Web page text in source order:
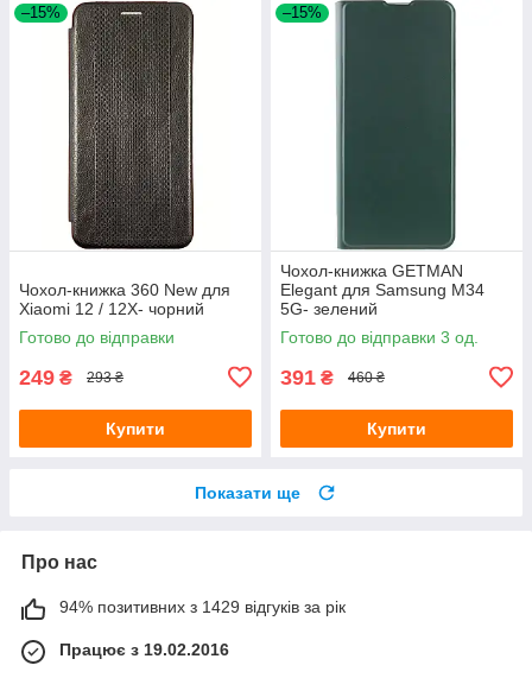
–15%
Чохол-книжка 360 New для
Xiaomi 12 / 12X- чорний
Готово до відправки
249 ₴ 293 ₴
Купити
–15%
Чохол-книжка GETMAN
Elegant для Samsung M34
5G- зелений
Готово до відправки 3 од.
391 ₴ 460 ₴
Купити
Показати ще
Про нас
94% позитивних з 1429 відгуків за рік
Працює з 19.02.2016